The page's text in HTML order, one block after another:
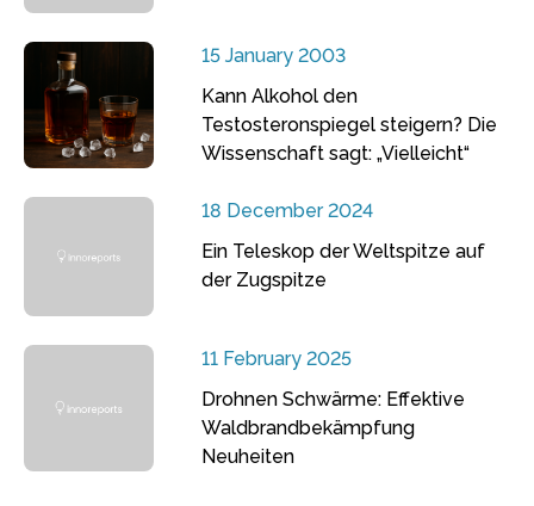
15 January 2003
Kann Alkohol den
Testosteronspiegel steigern? Die
Wissenschaft sagt: „Vielleicht“
18 December 2024
Ein Teleskop der Weltspitze auf
der Zugspitze
11 February 2025
Drohnen Schwärme: Effektive
Waldbrandbekämpfung
Neuheiten